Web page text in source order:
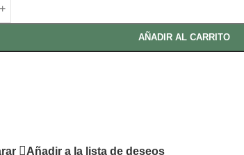
AÑADIR AL CARRITO
Añadir a la lista de deseos